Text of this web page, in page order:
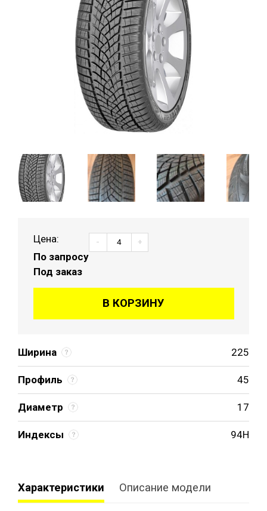
Ширина 225
Профиль 45
Диаметр 17
Индексы 94H
Цена:
По запросу
Под заказ
- +
В КОРЗИНУ
Характеристики Описание модели